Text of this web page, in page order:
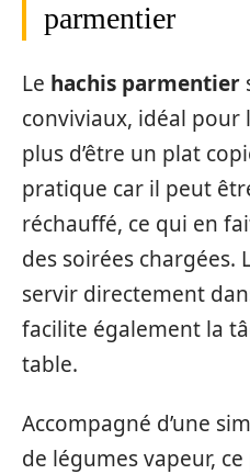
parmentier
Le hachis parmentier
conviviaux, idéal pour
plus d’être un plat
pratique car il peut
réchauffé, ce qui en
des soirées chargées.
servir directement
facilite également la
table.
Accompagné d’une
de légumes vapeur,